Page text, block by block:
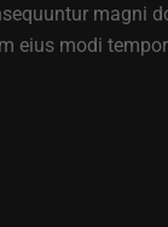
magni
eius modi